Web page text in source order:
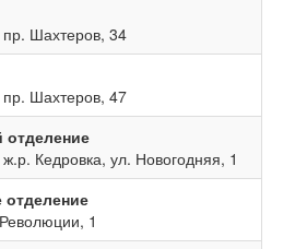
Шахтеров, 34
Шахтеров, 47
отделение
Кедровка, ул. Новогодняя, 1
отделение
1